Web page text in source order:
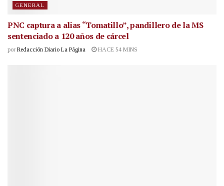
GENERAL
PNC captura a alias “Tomatillo”, pandillero de la MS
sentenciado a 120 años de cárcel
por Redacción Diario La Página HACE 54 MINS